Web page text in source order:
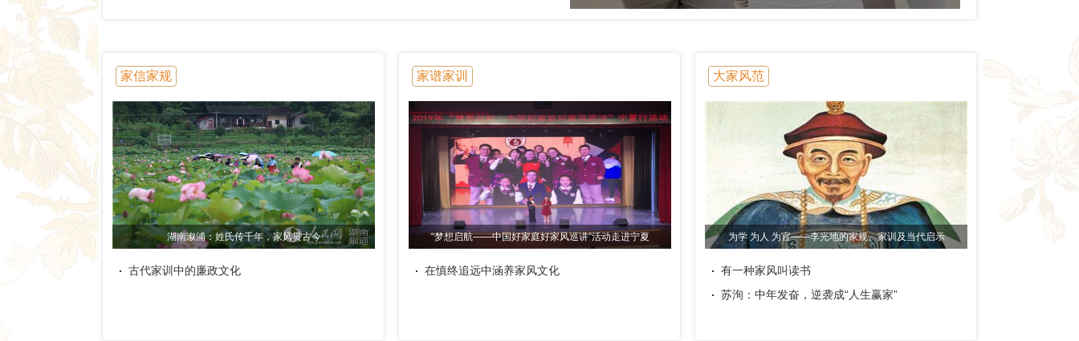
家信家规
湖南溆浦：姓氏传千年，家风贯古今
古代家训中的廉政文化
家谱家训
“梦想启航——中国好家庭好家风巡讲”活动走进宁夏
在慎终追远中涵养家风文化
大家风范
为学 为人 为官——李光地的家规、家训及当代启示
有一种家风叫读书
苏洵：中年发奋，逆袭成“人生赢家”